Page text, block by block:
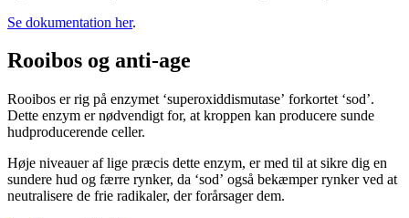
Se dokumentation her.
Rooibos og anti-age
Rooibos er rig på enzymet ‘superoxiddismutase’ forkortet ‘sod’.
Dette enzym er nødvendigt for, at kroppen kan producere sunde
hudproducerende celler.
Høje niveauer af lige præcis dette enzym, er med til at sikre dig en
sundere hud og færre rynker, da ‘sod’ også bekæmper rynker ved at
neutralisere de frie radikaler, der forårsager dem.